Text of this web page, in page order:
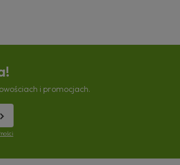
i promocjach.